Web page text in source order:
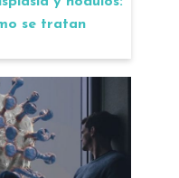
se tratan